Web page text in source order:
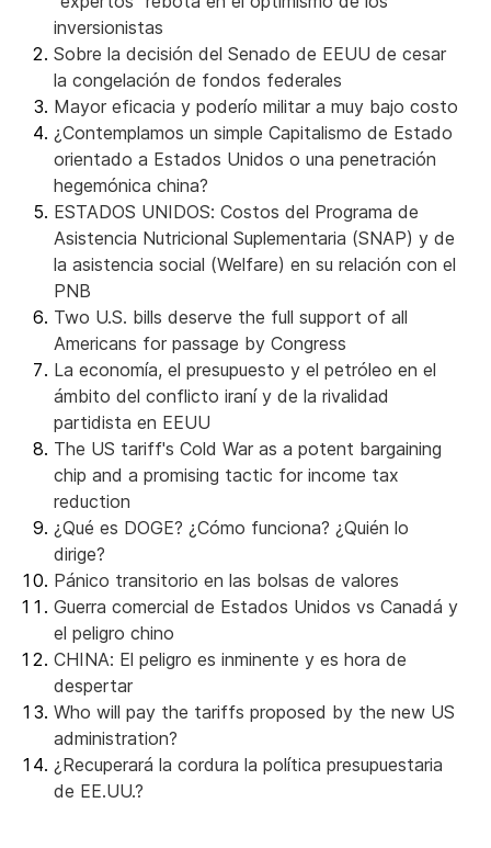
inversionistas
Sobre la decisión del Senado de EEUU de cesar
la congelación de fondos federales
Mayor eficacia y poderío militar a muy bajo costo
¿Contemplamos un simple Capitalismo de Estado
orientado a Estados Unidos o una penetración
hegemónica china?
ESTADOS UNIDOS: Costos del Programa de
Asistencia Nutricional Suplementaria (SNAP) y de
la asistencia social (Welfare) en su relación con el
PNB
Two U.S. bills deserve the full support of all
Americans for passage by Congress
La economía, el presupuesto y el petróleo en el
ámbito del conflicto iraní y de la rivalidad
partidista en EEUU
The US tariff's Cold War as a potent bargaining
chip and a promising tactic for income tax
reduction
¿Qué es DOGE? ¿Cómo funciona? ¿Quién lo
dirige?
Pánico transitorio en las bolsas de valores
Guerra comercial de Estados Unidos vs Canadá y
el peligro chino
CHINA: El peligro es inminente y es hora de
despertar
Who will pay the tariffs proposed by the new US
administration?
¿Recuperará la cordura la política presupuestaria
de EE.UU.?